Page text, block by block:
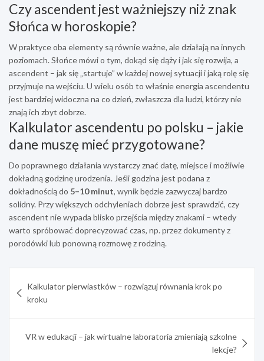
Czy ascendent jest ważniejszy niż znak
Słońca w horoskopie?
W praktyce oba elementy są równie ważne, ale działają na innych
poziomach. Słońce mówi o tym, dokąd się dąży i jak się rozwija, a
ascendent – jak się „startuje” w każdej nowej sytuacji i jaką rolę się
przyjmuje na wejściu. U wielu osób to właśnie energia ascendentu
jest bardziej widoczna na co dzień, zwłaszcza dla ludzi, którzy nie
znają ich zbyt dobrze.
Kalkulator ascendentu po polsku – jakie
dane muszę mieć przygotowane?
Do poprawnego działania wystarczy znać datę, miejsce i możliwie
dokładną godzinę urodzenia. Jeśli godzina jest podana z
dokładnością do 5–10 minut, wynik będzie zazwyczaj bardzo
solidny. Przy większych odchyleniach dobrze jest sprawdzić, czy
ascendent nie wypada blisko przejścia między znakami – wtedy
warto spróbować doprecyzować czas, np. przez dokumenty z
porodówki lub ponowną rozmowę z rodziną.
wpisu
Kalkulator pierwiastków – rozwiązuj równania krok po
kroku
VR w edukacji – jak wirtualne laboratoria zmieniają szkolne
lekcje?